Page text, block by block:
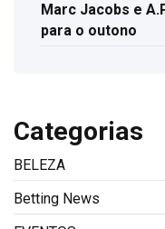
Marc Jacobs e
para o outono
Categorias
BELEZA
Betting News